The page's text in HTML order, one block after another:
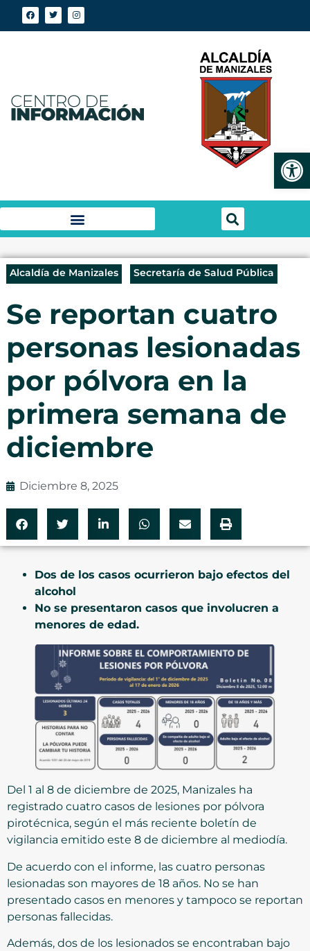
Alcaldía de Manizales Secretaría de Salud Pública
Se reportan cuatro
personas lesionadas
por pólvora en la
primera semana de
diciembre
Diciembre 8, 2025
Dos de los casos ocurrieron bajo efectos del
alcohol
No se presentaron casos que involucren a
menores de edad.
Del 1 al 8 de diciembre de 2025, Manizales ha
registrado cuatro casos de lesiones por pólvora
pirotécnica, según el más reciente boletín de
vigilancia emitido este 8 de diciembre al mediodía.
De acuerdo con el informe, las cuatro personas
lesionadas son mayores de 18 años. No se han
presentado casos en menores y tampoco se reportan
personas fallecidas.
Además, dos de los lesionados se encontraban bajo